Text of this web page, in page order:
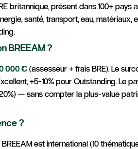
britannique, présent dans 100+ pays
santé, transport, eau, matériaux,
BREEAM ?
000 €(assesseur + frais BRE). Le
+5-10% pour Outstanding. Le
— sans compter la plus-value
?
est international (10